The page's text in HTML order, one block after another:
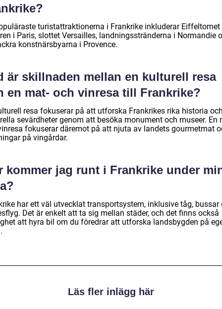
turistattraktionerna i Frankrike inkluderar Eiffeltornet
i Paris, slottet Versailles, landningsstränderna i Normandie
konstnärsbyarna i Provence.
är skillnaden mellan en kulturell resa
en mat- och vinresa till Frankrike?
resa fokuserar på att utforska Frankrikes rika historia
sevärdheter genom att besöka monument och museer. En
fokuserar däremot på att njuta av landets gourmetmat
på vingårdar.
kommer jag runt i Frankrike under
har ett väl utvecklat transportsystem, inklusive tåg, bussar
Det är enkelt att ta sig mellan städer, och det finns också
att hyra bil om du föredrar att utforska landsbygden på
Läs fler inlägg här